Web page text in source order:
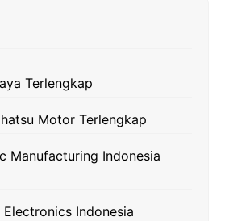
p
p
n
k
Terlengkap
Motor Terlengkap
Manufacturing Indonesia
Electronics Indonesia